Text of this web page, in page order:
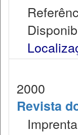
2000
Revista